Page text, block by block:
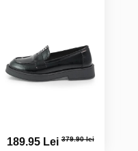
189.95 Lei379.90 lei